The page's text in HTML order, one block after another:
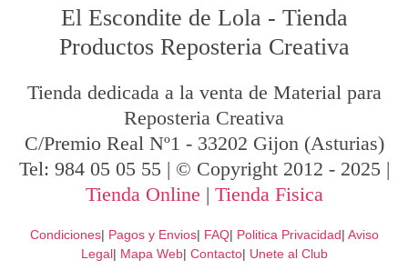
El Escondite de Lola - Tienda
Productos Reposteria Creativa
Tienda dedicada a la venta de Material para
Reposteria Creativa
C/Premio Real Nº1 - 33202 Gijon (Asturias)
Tel: 984 05 05 55 | © Copyright 2012 - 2025 |
Tienda Online | Tienda Fisica
Condiciones| Pagos y Envios| FAQ| Politica Privacidad| Aviso
Legal| Mapa Web| Contacto| Unete al Club